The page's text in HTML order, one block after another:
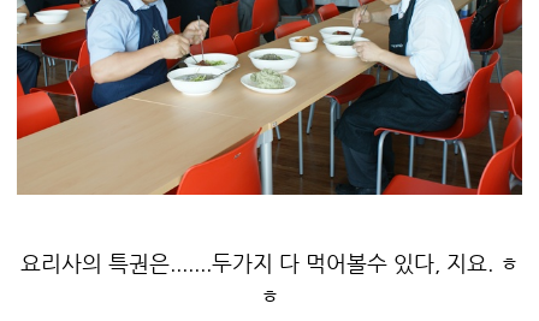
요리사의 특권은.......두가지 다 먹어볼수 있다, 지요. ㅎ
ㅎ